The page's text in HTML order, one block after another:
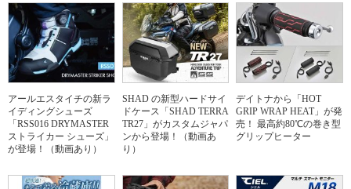
アールエスタイチの新ラ
イディングシューズ
「RSS016 DRYMASTER
ストライカー シューズ」
が登場！（動画あり）
SHAD の新型ハードサイ
ドケース「SHAD TERRA
TR27」がカスタムジャパ
ンから登場！（動画あ
り）
デイトナから「HOT
GRIP WRAP HEAT」が発
売！ 最高約80℃の巻き型
グリップヒーター